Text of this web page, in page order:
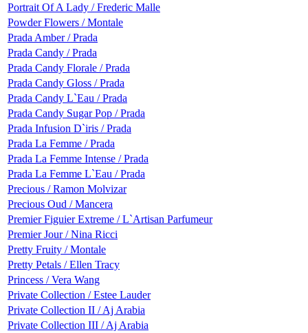
Portrait Of A Lady / Frederic Malle
Powder Flowers / Montale
Prada Amber / Prada
Prada Candy / Prada
Prada Candy Florale / Prada
Prada Candy Gloss / Prada
Prada Candy L`Eau / Prada
Prada Candy Sugar Pop / Prada
Prada Infusion D`iris / Prada
Prada La Femme / Prada
Prada La Femme Intense / Prada
Prada La Femme L`Eau / Prada
Precious / Ramon Molvizar
Precious Oud / Mancera
Premier Figuier Extreme / L`Artisan Parfumeur
Premier Jour / Nina Ricci
Pretty Fruity / Montale
Pretty Petals / Ellen Tracy
Princess / Vera Wang
Private Collection / Estee Lauder
Private Collection II / Aj Arabia
Private Collection III / Aj Arabia